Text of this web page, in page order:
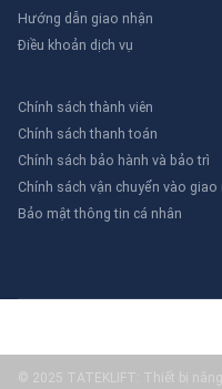
Hướng dẫn giao nhận
Điều khoản dịch vụ
Chính sách thành viên
Chính sách thanh toán
Chính sách bảo hành và bảo trì
Chính sách vận chuyển vào giao
Bảo mật thông tin cá nhân
© 2025 TATEKLIFT: Thiết bị